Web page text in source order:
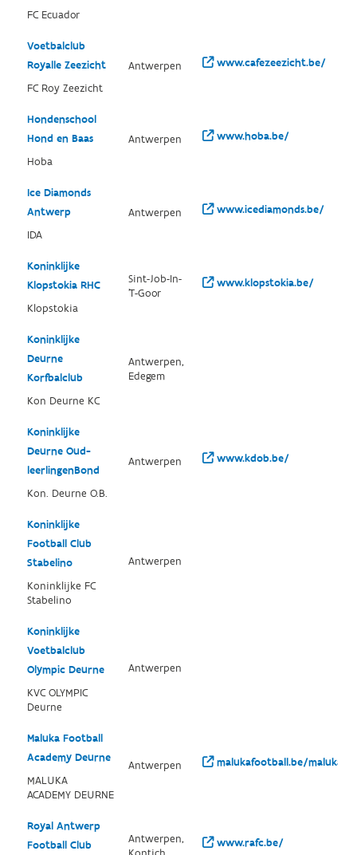
FC Ecuador
Voetbalclub
Royalle Zeezicht
FC Roy Zeezicht
Antwerpen www.cafezeezicht.be/
Hondenschool
Hond en Baas
Hoba
Antwerpen www.hoba.be/
Ice Diamonds
Antwerp
IDA
Antwerpen www.icediamonds.be/
Koninklijke
Klopstokia RHC
Klopstokia
Sint-Job-In-
'T-Goor
www.klopstokia.be/
Koninklijke
Deurne
Korfbalclub
Kon Deurne KC
Antwerpen,
Edegem
Koninklijke
Deurne Oud-
leerlingenBond
Kon. Deurne O.B.
Antwerpen www.kdob.be/
Koninklijke
Football Club
Stabelino
Koninklijke FC
Stabelino
Antwerpen
Koninklijke
Voetbalclub
Olympic Deurne
KVC OLYMPIC
Deurne
Antwerpen
Maluka Football
Academy Deurne
MALUKA
ACADEMY DEURNE
Antwerpen malukafootball.be/maluka-
Royal Antwerp
Football Club
Antwerpen,
www.rafc.be/